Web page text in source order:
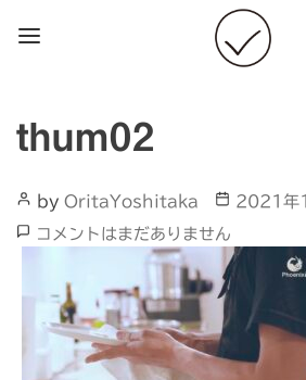
Menu
thum02
PostbyOritaYoshitaka
Post2021年
thum02
コメントはまだありません